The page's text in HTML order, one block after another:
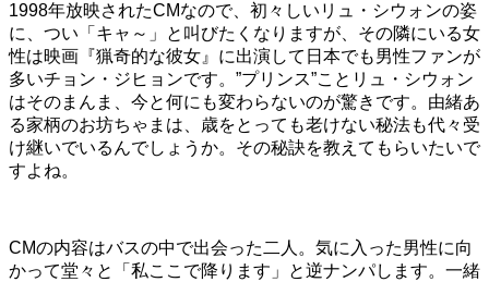
1998年放映されたCMなので、初々しいリュ・シウォンの姿
に、つい「キャ～」と叫びたくなりますが、その隣にいる女
性は映画『猟奇的な彼女』に出演して日本でも男性ファンが
多いチョン・ジヒョンです。”プリンス”ことリュ・シウォン
はそのまんま、今と何にも変わらないのが驚きです。由緒あ
る家柄のお坊ちゃまは、歳をとっても老けない秘法も代々受
け継いでいるんでしょうか。その秘訣を教えてもらいたいで
すよね。
CMの内容はバスの中で出会った二人。気に入った男性に向
かって堂々と「私ここで降ります」と逆ナンパします。一緒